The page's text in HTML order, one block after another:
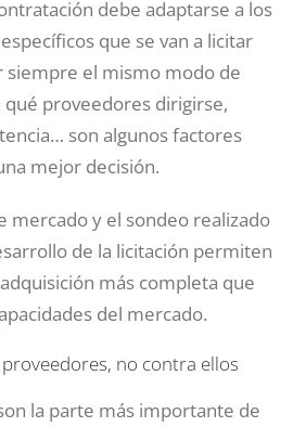
debe adaptarse a los
que se van a licitar
siempre el mismo modo de
qué proveedores dirigirse,
son algunos factores
mejor decisión.
mercado y el sondeo realizado
de la licitación permiten
más completa que
del mercado.
no contra ellos
la parte más importante de